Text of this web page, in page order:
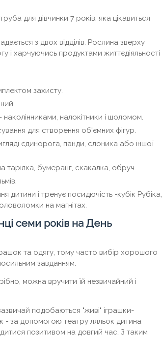
для дівчинки 7 років, яка цікавиться
з двох відділів. Рослина зверху
і харчуючись продуктами життєдіяльності
захисту.
налокітники і шоломом.
для створення об'ємних фігур.
єдинорога, панди, слоника або іншої
тарілка, бумеранг, скакалка, обруч.
дитини і тренує посидючість -кубік Рубіка,
на магнітах.
семи років на День
та одягу, тому часто вибір хорошого
завданням.
можна вручити їй незвичайний і
подобаються "живі" іграшки-
за допомогою театру ляльок дитина
позитивом на довгий час. З таким